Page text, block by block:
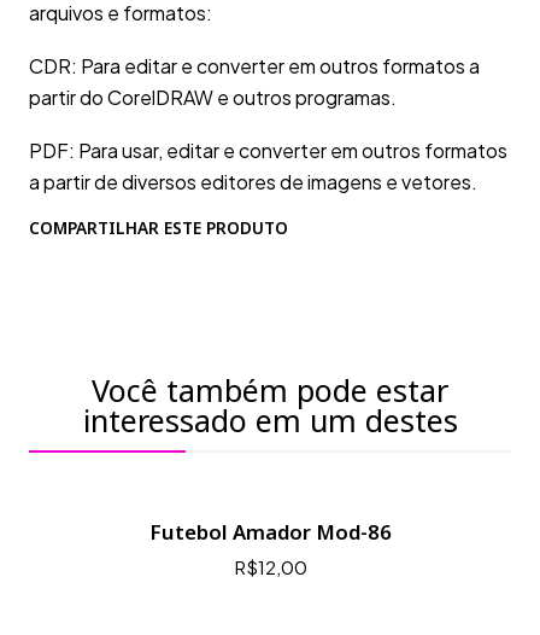
arquivos e formatos:
CDR: Para editar e converter em outros formatos a
partir do CorelDRAW e outros programas.
PDF: Para usar, editar e converter em outros formatos
a partir de diversos editores de imagens e vetores.
COMPARTILHAR ESTE PRODUTO
Você também pode estar
interessado em um destes
Futebol Amador Mod-86
R$12,00